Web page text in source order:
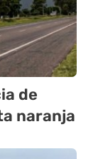
de
naranja